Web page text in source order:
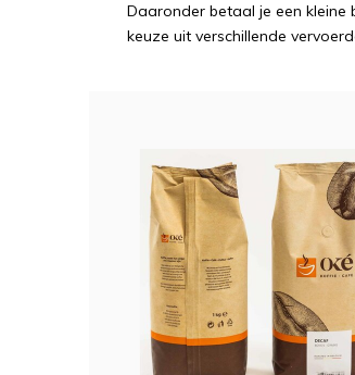
Daaronder betaal je een
keuze uit verschillende